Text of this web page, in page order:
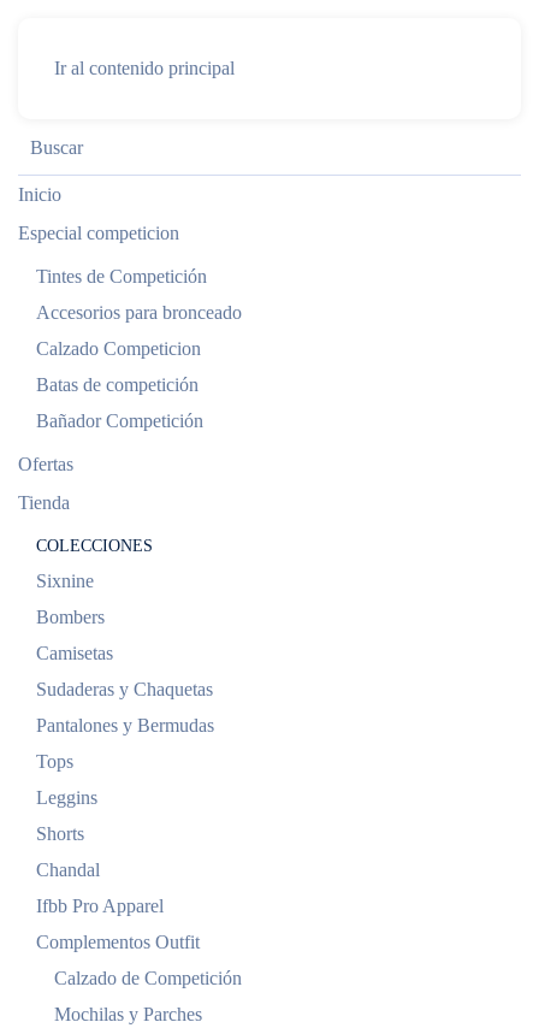
Ir al contenido principal
Inicio
Especial competicion
Tintes de Competición
Accesorios para bronceado
Calzado Competicion
Batas de competición
Bañador Competición
Ofertas
Tienda
COLECCIONES
Sixnine
Bombers
Camisetas
Sudaderas y Chaquetas
Pantalones y Bermudas
Tops
Leggins
Shorts
Chandal
Ifbb Pro Apparel
Complementos Outfit
Calzado de Competición
Mochilas y Parches